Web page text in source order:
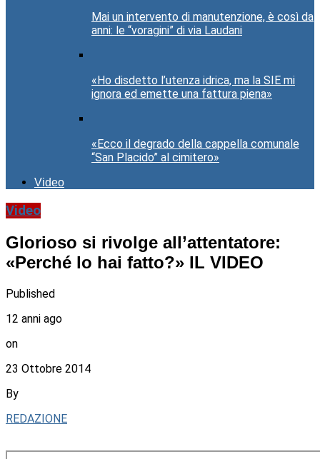
Mai un intervento di manutenzione, è così da
anni: le “voragini” di via Laudani
«Ho disdetto l’utenza idrica, ma la SIE mi
ignora ed emette una fattura piena»
«Ecco il degrado della cappella comunale
“San Placido” al cimitero»
Video
Video
Glorioso si rivolge all’attentatore:
«Perché lo hai fatto?» IL VIDEO
Published
12 anni ago
on
23 Ottobre 2014
By
REDAZIONE